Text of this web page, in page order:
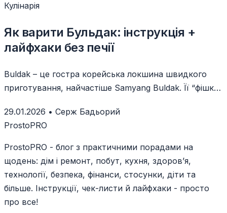
Кулінарія
Як варити Бульдак: інструкція +
лайфхаки без печії
Buldak – це гостра корейська локшина швидкого
приготування, найчастіше Samyang Buldak. Її “фішка”
пакетику.
29.01.2026 • Серж Бадьорий
ProstoPRO
ProstoPRO - блог з практичними порадами на
щодень: дім і ремонт, побут, кухня, здоров’я,
технології, безпека, фінанси, стосунки, діти та
більше. Інструкції, чек-листи й лайфхаки - просто
про все!